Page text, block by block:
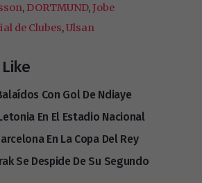
, DORTMUND, Jobe
de Clubes,Ulsan
Con Gol De Ndiaye
En El Estadio Nacional
En La Copa Del Rey
Se Despide De Su Segundo